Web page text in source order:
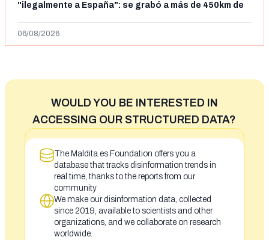
"ilegalmente a España": se grabó a más de 450km de
06/08/2026
WOULD YOU BE INTERESTED IN
ACCESSING OUR STRUCTURED DATA?
The Maldita.es Foundation offers you a
database that tracks disinformation trends in
real time, thanks to the reports from our
community
We make our disinformation data, collected
since 2019, available to scientists and other
organizations, and we collaborate on research
worldwide.